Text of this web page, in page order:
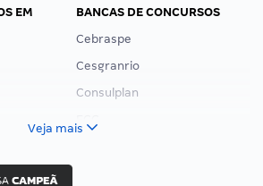
EM
BANCAS DE CONCURSOS
Cebraspe
Cesgranrio
Consulplan
Veja mais